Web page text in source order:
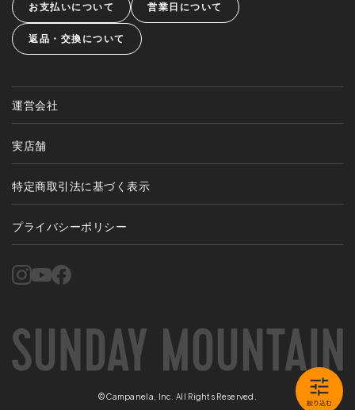
お支払いについて 営業日について
返品・交換について
運営会社
実店舗
特定商取引法に基づく表示
プライバシーポリシー
©Campanela, Inc. All Rights Reserved.